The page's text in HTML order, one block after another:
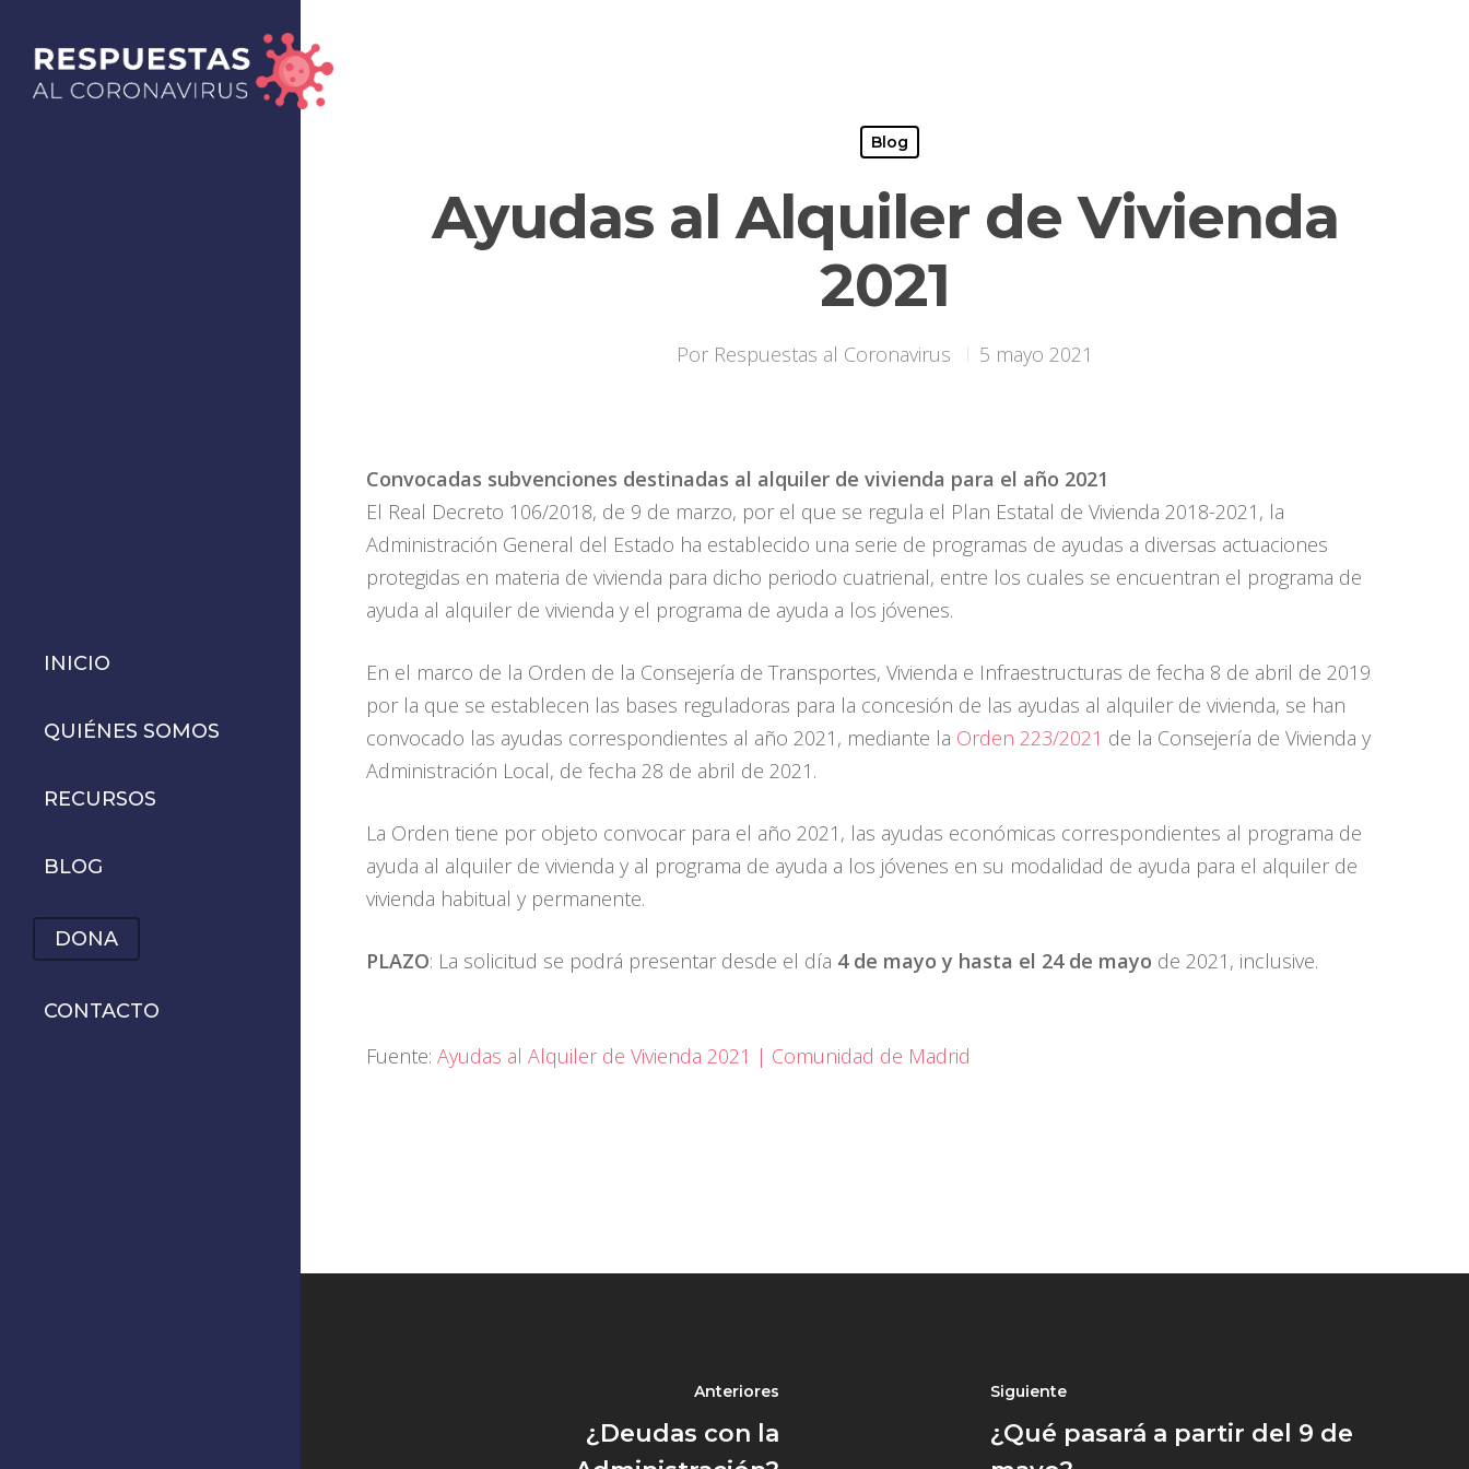
INICIO
QUIÉNES SOMOS
RECURSOS
BLOG
DONA
CONTACTO
Blog
Ayudas al Alquiler de Vivienda
2021
Por Respuestas al Coronavirus 5 mayo 2021
Convocadas subvenciones destinadas al alquiler de vivienda para el año 2021
El Real Decreto 106/2018, de 9 de marzo, por el que se regula el Plan Estatal de Vivienda 2018-2021, la
Administración General del Estado ha establecido una serie de programas de ayudas a diversas actuaciones
protegidas en materia de vivienda para dicho periodo cuatrienal, entre los cuales se encuentran el programa de
ayuda al alquiler de vivienda y el programa de ayuda a los jóvenes.
En el marco de la Orden de la Consejería de Transportes, Vivienda e Infraestructuras de fecha 8 de abril de 2019
por la que se establecen las bases reguladoras para la concesión de las ayudas al alquiler de vivienda, se han
convocado las ayudas correspondientes al año 2021, mediante la Orden 223/2021 de la Consejería de Vivienda y
Administración Local, de fecha 28 de abril de 2021.
La Orden tiene por objeto convocar para el año 2021, las ayudas económicas correspondientes al programa de
ayuda al alquiler de vivienda y al programa de ayuda a los jóvenes en su modalidad de ayuda para el alquiler de
vivienda habitual y permanente.
PLAZO: La solicitud se podrá presentar desde el día 4 de mayo y hasta el 24 de mayo de 2021, inclusive.
Fuente: Ayudas al Alquiler de Vivienda 2021 | Comunidad de Madrid
Anteriores
¿Deudas con la
Siguiente
¿Qué pasará a partir del 9 de